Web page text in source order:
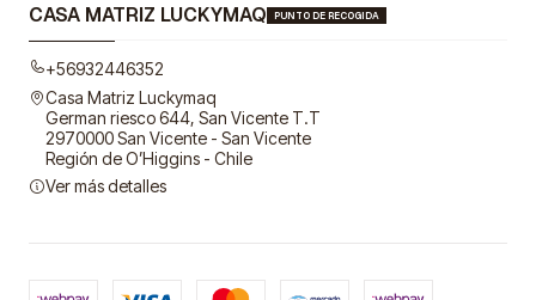
CASA MATRIZ LUCKYMAQ PUNTO DE RECOGIDA
+56932446352
Casa Matriz Luckymaq
German riesco 644, San Vicente T.T
2970000 San Vicente - San Vicente
Región de O’Higgins - Chile
Ver más detalles